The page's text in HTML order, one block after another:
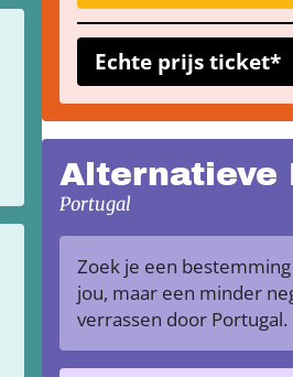
Echte prijs ticket*
Alternatieve
Portugal
Zoek je een
jou, maar een minder
verrassen door